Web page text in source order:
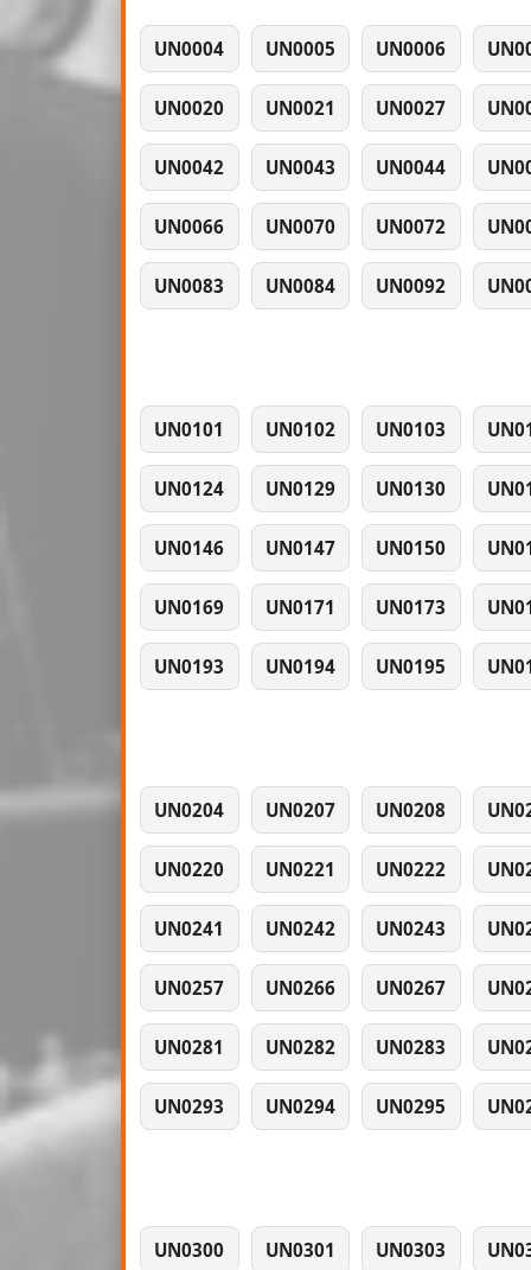
UN0004 UN0005 UN0006
UN0020 UN0021 UN0027
UN0042 UN0043 UN0044
UN0066 UN0070 UN0072
UN0083 UN0084 UN0092
UN0101 UN0102 UN0103
UN0124 UN0129 UN0130
UN0146 UN0147 UN0150
UN0169 UN0171 UN0173
UN0193 UN0194 UN0195
UN0204 UN0207 UN0208
UN0220 UN0221 UN0222
UN0241 UN0242 UN0243
UN0257 UN0266 UN0267
UN0281 UN0282 UN0283
UN0293 UN0294 UN0295
UN0300 UN0301 UN0303